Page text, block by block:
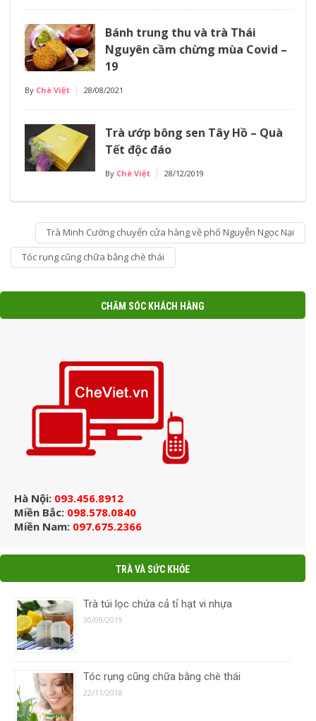
Bánh trung thu và trà Thái
Nguyên cầm chừng mùa Covid –
19
By Chè Việt 28/08/2021
Trà ướp bông sen Tây Hồ – Quà
Tết độc đáo
By Chè Việt 28/12/2019
Trà Minh Cường chuyển cửa hàng về phố Nguyễn Ngọc Nại
Tóc rụng cũng chữa bằng chè thái
CHĂM SÓC KHÁCH HÀNG
Hà Nội: 093.456.8912
Miền Bắc: 098.578.0840
Miền Nam: 097.675.2366
TRÀ VÀ SỨC KHỎE
Trà túi lọc chứa cả tỉ hạt vi nhựa
30/09/2019
Tóc rụng cũng chữa bằng chè thái
22/11/2018